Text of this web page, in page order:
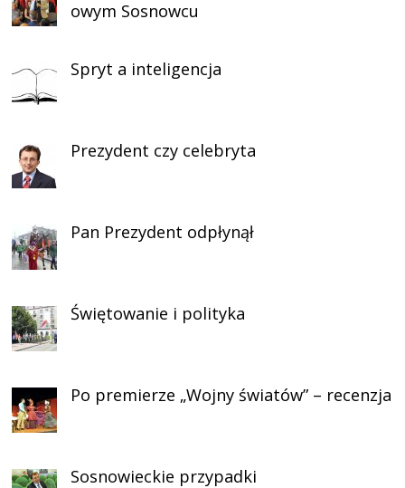
owym Sosnowcu
Spryt a inteligencja
Prezydent czy celebryta
Pan Prezydent odpłynął
Świętowanie i polityka
Po premierze „Wojny światów” – recenzja
Sosnowieckie przypadki